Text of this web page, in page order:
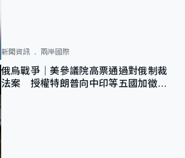
新聞資訊 兩岸國際
俄烏戰爭｜美參議院高票通過對俄制裁
法案 授權特朗普向中印等五國加徵
100%關稅